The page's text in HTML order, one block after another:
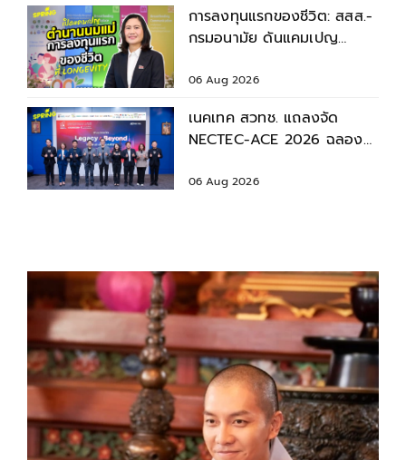
การลงทุนแรกของชีวิต: สสส.-
กรมอนามัย ดันแคมเปญ
เติบโตอย่างยั่งยืน
06 Aug 2026
เนคเทค สวทช. แถลงจัด
NECTEC-ACE 2026 ฉลอง
Beyond'
06 Aug 2026